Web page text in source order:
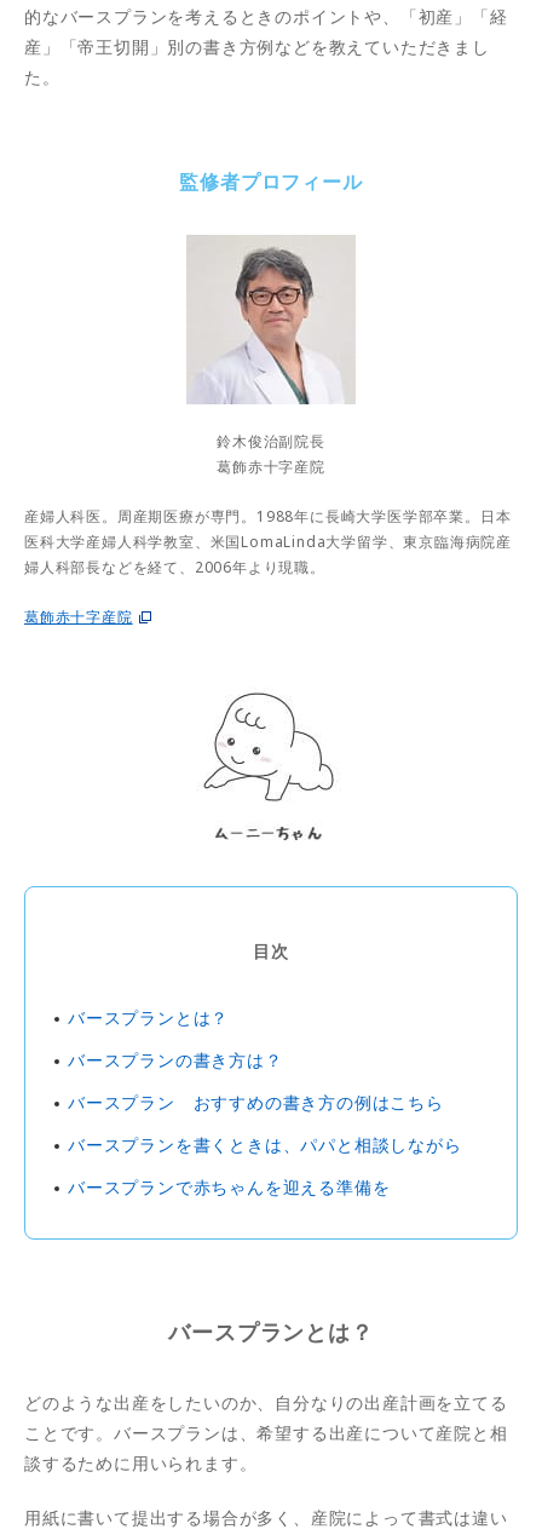
的なバースプランを考えるときのポイントや、「初産」「経
産」「帝王切開」別の書き方例などを教えていただきまし
た。
監修者プロフィール
鈴木俊治副院長
葛飾赤十字産院
産婦人科医。周産期医療が専門。1988年に長崎大学医学部卒業。日本
医科大学産婦人科学教室、米国LomaLinda大学留学、東京臨海病院産
婦人科部長などを経て、2006年より現職。
葛飾赤十字産院
目次
バースプランとは？
バースプランの書き方は？
バースプラン おすすめの書き方の例はこちら
バースプランを書くときは、パパと相談しながら
バースプランで赤ちゃんを迎える準備を
バースプランとは？
どのような出産をしたいのか、自分なりの出産計画を立てる
ことです。バースプランは、希望する出産について産院と相
談するために用いられます。
用紙に書いて提出する場合が多く、産院によって書式は違い